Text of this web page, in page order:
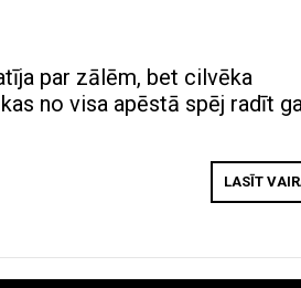
par zālēm, bet cilvēka
no visa apēstā spēj radīt
LASĪT